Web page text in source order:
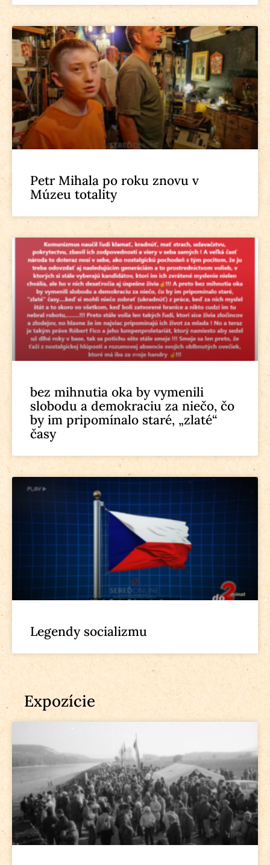
Petr Mihala po roku znovu v
Múzeu totality
bez mihnutia oka by vymenili
slobodu a demokraciu za niečo, čo
by im pripomínalo staré, „zlaté“
časy
Legendy socializmu
Expozície